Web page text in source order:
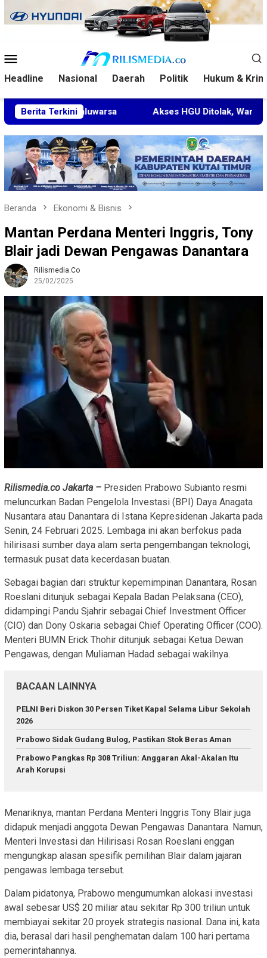
ke
Mobile
Headline Nasional Daerah Politik Hukum &
Berita Terkini
Kedaluwarsa Akses HGU Ditolak, Warga Rantau
Beranda Ekonomi & Bisnis
Mantan Perdana Menteri Inggris, Tony
Blair jadi Dewan Pengawas Danantara
Rilismedia.co
25/02/2025
Rilismedia.co Jakarta – Presiden Prabowo Subianto resmi
meluncurkan Badan Pengelola Investasi (BPI) Daya Anagata
Nusantara atau Danantara di Istana Kepresidenan Jakarta pada
Senin, 24 Februari 2025. Lembaga ini akan berfokus pada
hilirisasi sumber daya alam serta pengembangan teknologi,
termasuk pusat data kecerdasan buatan.
Sebagai bagian dari struktur kepemimpinan Danantara, Rosan
Roeslani ditunjuk sebagai Kepala Badan Pelaksana (CEO),
didampingi Pandu Sjahrir sebagai Chief Investment Officer
(CIO) dan Dony Oskaria sebagai Chief Operating Officer (COO).
Menteri BUMN Erick Thohir ditunjuk sebagai Ketua Dewan
Pengawas, dengan Muliaman Hadad sebagai wakilnya.
BACAAN LAINNYA
PELNI Beri Diskon 30 Persen Tiket Kapal Selama Libur Sekolah
2026
Prabowo Sidak Gudang Bulog, Pastikan Stok Beras Aman
Prabowo Pangkas Rp 308 Triliun: Anggaran Akal-Akalan Itu
Arah Korupsi
Menariknya, mantan Perdana Menteri Inggris Tony Blair juga
didapuk menjadi anggota Dewan Pengawas Danantara. Namun,
Menteri Investasi dan Hilirisasi Rosan Roeslani enggan
mengungkap alasan spesifik pemilihan Blair dalam jajaran
pengawas lembaga tersebut.
Dalam pidatonya, Prabowo mengumumkan alokasi investasi
awal sebesar US$ 20 miliar atau sekitar Rp 300 triliun untuk
membiayai sekitar 20 proyek strategis nasional. Dana ini, kata
dia, berasal dari hasil penghematan dalam 100 hari pertama
pemerintahannya.